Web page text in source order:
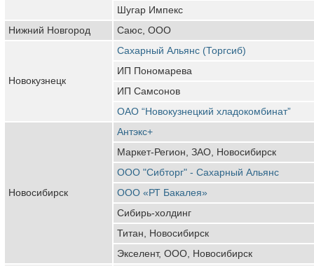
Шугар Импекс
Нижний Новгород
Саюс, ООО
Новокузнецк
Сахарный Альянс (Торгсиб)
ИП Пономарева
ИП Самсонов
ОАО “Новокузнецкий хладокомбинат”
Новосибирск
Антэкс+
Маркет-Регион, ЗАО, Новосибирск
ООО "Сибторг" - Сахарный Альянс
ООО «РТ Бакалея»
Сибирь-холдинг
Титан, Новосибирск
Экселент, ООО, Новосибирск